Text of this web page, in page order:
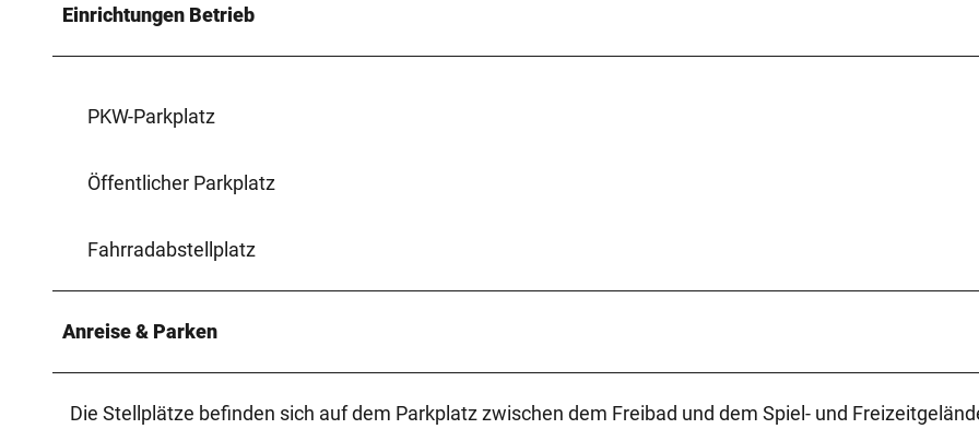
Einrichtungen Betrieb
PKW-Parkplatz
Öffentlicher Parkplatz
Fahrradabstellplatz
Anreise & Parken
Die Stellplätze befinden sich auf dem Parkplatz zwischen dem Freibad und dem Spiel- und